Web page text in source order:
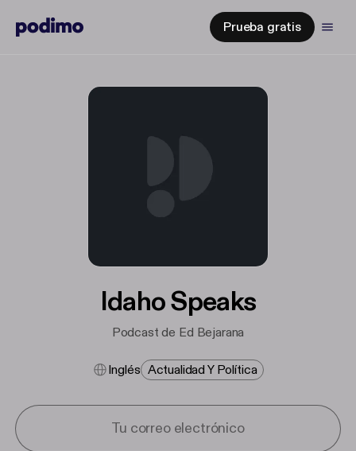
Prueba gratis
Idaho Speaks
Podcast de Ed Bejarana
Inglés Actualidad Y Política